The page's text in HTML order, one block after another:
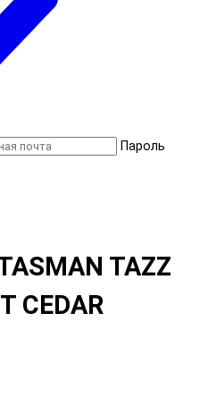
Пароль
TAZZ
CEDAR